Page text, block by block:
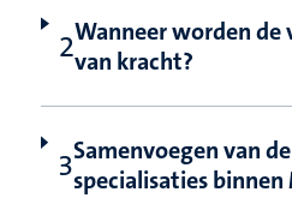
Wanneer worden de
van kracht?
Samenvoegen van
specialisaties